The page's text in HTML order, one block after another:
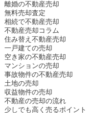
離婚の不動産売却
無料売却査定
相続で不動産売却
不動産売却コラム
住み替え不動産売却
一戸建ての売却
空き家の不動産売却
マンションの売却
事故物件の不動産売却
土地の売却
収益物件の売却
不動産の売却の流れ
少しでも高く売るポイント